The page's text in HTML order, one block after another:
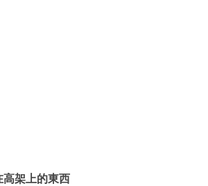
高架上的東西